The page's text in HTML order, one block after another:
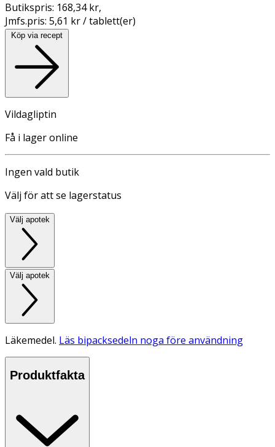
Butikspris: 168,34 kr,
Jmfs.pris: 5,61 kr / tablett(er)
Köp via recept
Vildagliptin
Få i lager online
Ingen vald butik
Välj för att se lagerstatus
Välj apotek
Välj apotek
Läkemedel. Läs bipacksedeln noga före användning
Produktfakta